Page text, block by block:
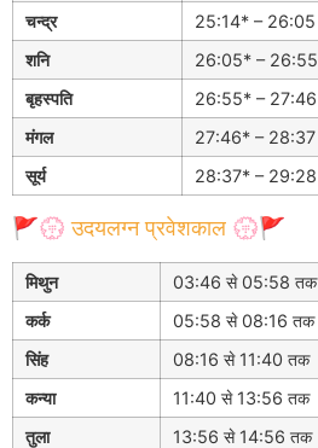
चन्द्र
25:14* – 26:05
शनि
26:05* – 26:55
बृहस्पति
26:55* – 27:46
मंगल
27:46* – 28:37
सूर्य
28:37* – 29:28
🚩💮 उदयलग्न प्रवेशकाल 💮🚩
मिथुन
03:46 से 05:58 तक
कर्क
05:58 से 08:16 तक
सिंह
08:16 से 11:40 तक
कन्या
11:40 से 13:56 तक
तुला
13:56 से 14:56 तक